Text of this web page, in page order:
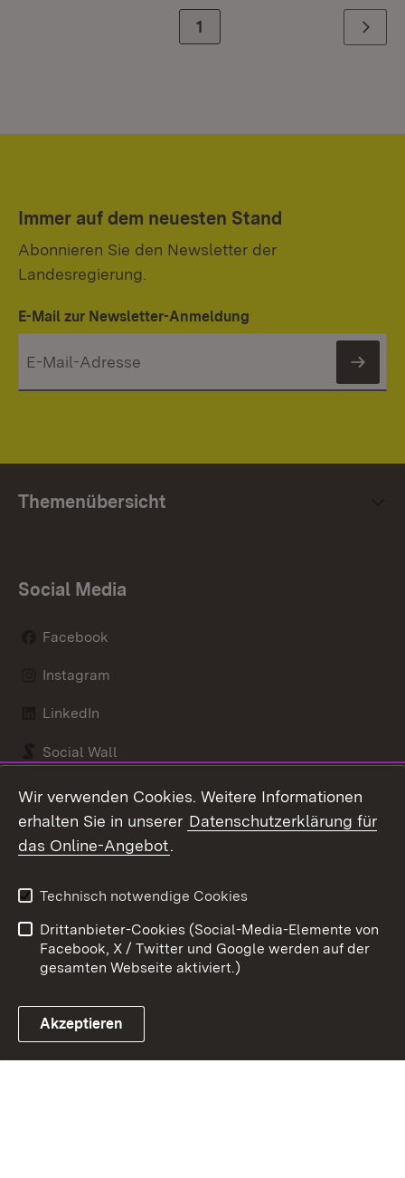
Zur Seite
1 Weiter
Immer auf dem neuesten Stand
Abonnieren Sie den Newsletter der
Landesregierung.
E-Mail zur Newsletter-Anmeldung
Themenübersicht
Social Media
Facebook
Instagram
LinkedIn
Social Wall
Youtube
Kontakt
Datenschutz
Benutzungshinweise
Erklärung zur
Barrierefreiheit
Wir verwenden Cookies. Weitere Informationen
erhalten Sie in unserer Datenschutzerklärung für
das Online-Angebot.
Technisch notwendige Cookies
Drittanbieter-Cookies (Social-Media-Elemente von
Facebook, X / Twitter und Google werden auf der
gesamten Webseite aktiviert.)
Akzeptieren